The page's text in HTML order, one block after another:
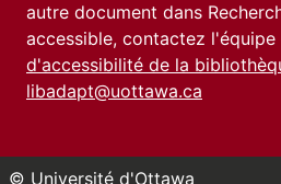
autre document dans
accessible, contactez l'équipe
d'accessibilité de la
libadapt@uottawa.ca
© Université d'Ottawa